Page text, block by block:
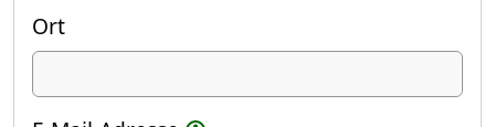
Ort